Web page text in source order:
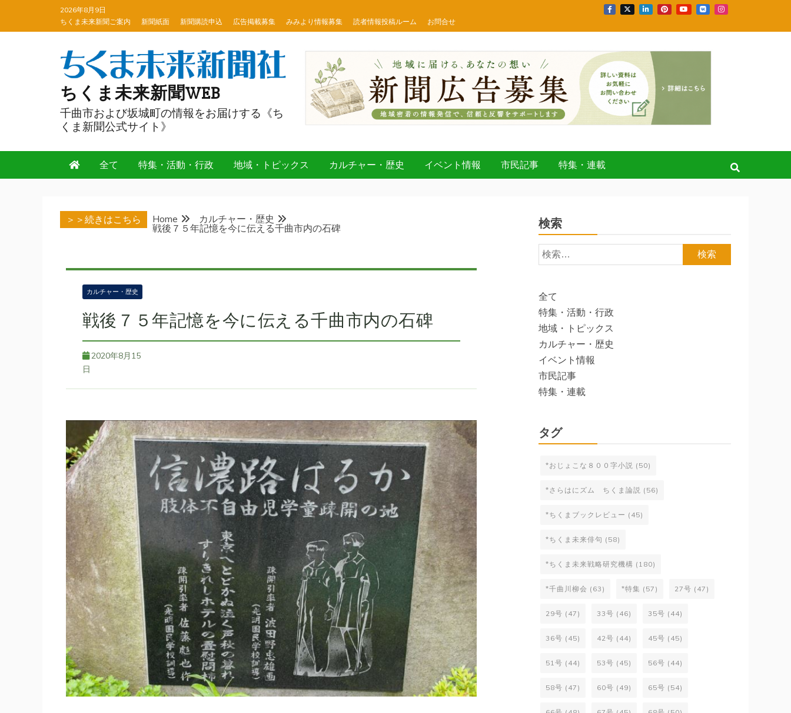
2026年8月9日
ちくま未来新聞ご案内
新聞紙面 新聞購読申込 広告掲載募集 みみより情報募集 読者情報投稿ルーム お問合せ
ちくま未来新聞WEB
千曲市および坂城町の情報をお届けする《ち
くま新聞公式サイト》
全て 特集・活動・行政 地域・トピックス カルチャー・歴史 イベント情報 市民記事 特集・連載
＞＞続きはこちら Home
カルチャー・歴史
戦後７５年記憶を今に伝える千曲市内の石碑
カルチャー・歴史
戦後７５年記憶を今に伝える千曲市内の石碑
2020年8月15
日
検索
検
索:
全て
特集・活動・行政
地域・トピックス
カルチャー・歴史
イベント情報
市民記事
特集・連載
タグ
*おじょこな８００字小説 (50)
*さらはにズム ちくま論説 (56)
*ちくまブックレビュー (45)
*ちくま未来俳句 (58)
*ちくま未来戦略研究機構 (180)
*千曲川柳会 (63) *特集 (57) 27号 (47)
29号 (47) 33号 (46) 35号 (44)
36号 (45) 42号 (44) 45号 (45)
51号 (44) 53号 (45) 56号 (44)
58号 (47) 60号 (49) 65号 (54)